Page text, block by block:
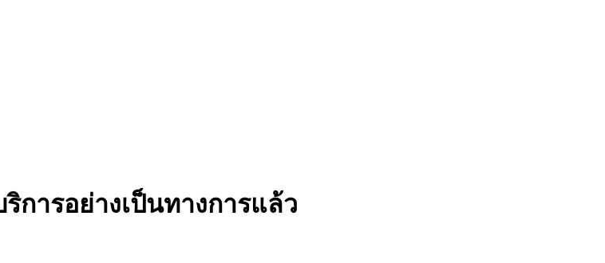
การอย่างเป็นทางการแล้ว